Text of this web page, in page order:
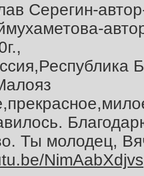
Серегин-
Ты молодец,
NimAabXdjvs